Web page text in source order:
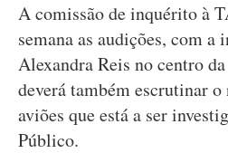
A comissão de inquérito à
semana as audições, com a
Alexandra Reis no centro
deverá também escrutinar
aviões que está a ser
Público.